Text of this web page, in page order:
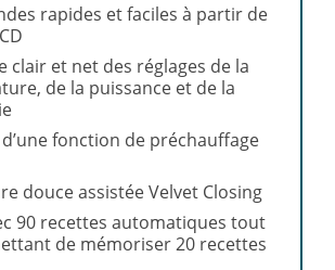
rapides et faciles à partir de
clair et net des réglages de la
de la puissance et de la
fonction de préchauffage
douce assistée Velvet Closing
90 recettes automatiques tout
de mémoriser 20 recettes